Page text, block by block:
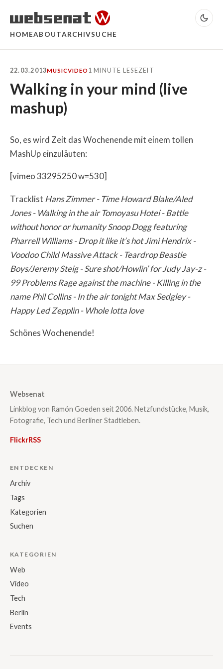
HOMEABOUTARCHIVSUCHE
22.03.2013MUSICVIDEO 1 MINUTE LESEZEIT
Walking in your mind (live
mashup)
So, es wird Zeit das Wochenende mit einem tollen
MashUp einzuläuten:
[vimeo 33295250 w=530]
Tracklist Hans Zimmer - TimeHoward Blake/Aled
Jones - Walking in the air Tomoyasu Hotei - Battle
without honor or humanitySnoop Dogg featuring
Pharrell Williams - Drop it like it’s hotJimi Hendrix -
Voodoo ChildMassive Attack - TeardropBeastie
Boys/Jeremy Steig - Sure shot/Howlin’ for JudyJay-z -
99 Problems Rage against the machine - Killing in the
name Phil Collins - In the air tonightMax Sedgley -
HappyLed Zepplin - Whole lotta love
Schönes Wochenende!
Websenat
Linkblog von Ramón Goeden seit 2006. Netzfundstücke, Musik,
Fotografie, Tech und Berliner Stadtleben.
FlickrRSS
ENTDECKEN
Archiv
Tags
Kategorien
Suchen
KATEGORIEN
Web
Video
Tech
Berlin
Events